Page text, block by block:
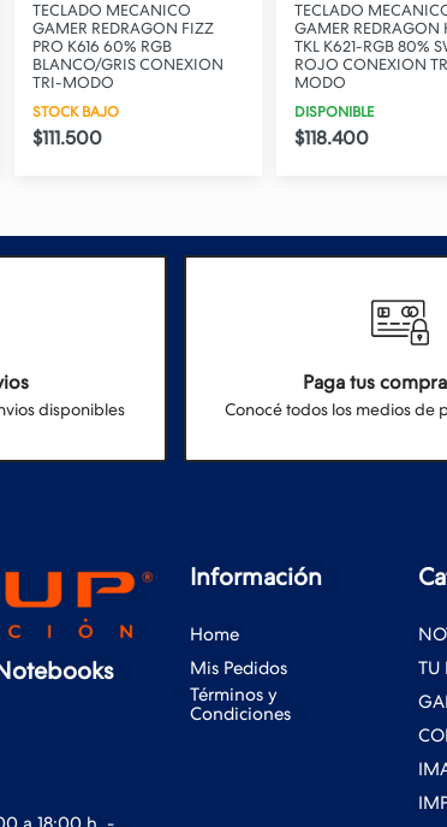
TECLADO MECANICO
GAMER REDRAGON FIZZ
PRO K616 60% RGB
BLANCO/GRIS CONEXION
TRI-MODO
STOCK BAJO
$111.500
TECLADO
GAMER REDRAGON
TKL K621-RGB 80%
ROJO CONEXION
MODO
DISPONIBLE
$118.400
disponibles
Paga tus
Conocé todos los medios de
Información
Home
Mis Pedidos
Términos y
Condiciones
TU